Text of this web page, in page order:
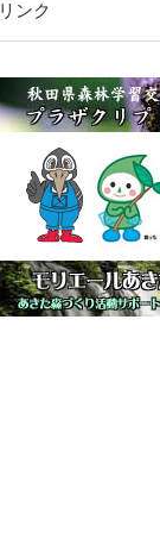
リンク